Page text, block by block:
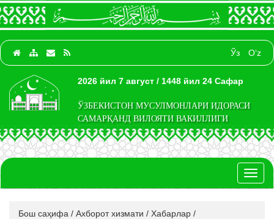
Ўз O‘z
2026 йил 7 август / 1448 йил 24 Сафар
ЎЗБЕКИСТОН МУСУЛМОНЛАРИ ИДОРАСИ
САМАРҚАНД ВИЛОЯТИ ВАКИЛЛИГИ
Бош саҳифа / Ахборот хизмати / Хабарлар /